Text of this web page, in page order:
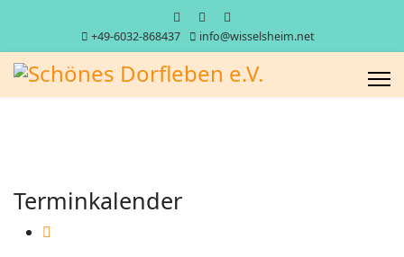
+49-6032-868437 info@wisselsheim.net
Terminkalender